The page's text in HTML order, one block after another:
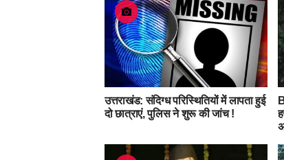
उत्तराखंड: संदिग्ध परिस्थितियों में लापता हुई
दो छात्राएं, पुलिस ने शुरू की जांच !